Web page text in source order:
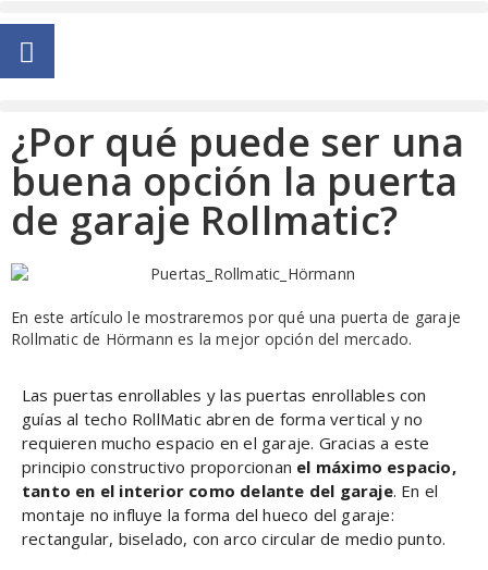
¿Por qué puede ser una
buena opción la puerta
de garaje Rollmatic?
En este artículo le mostraremos por qué una puerta de garaje
Rollmatic de Hörmann es la mejor opción del mercado.
Las puertas enrollables y las puertas enrollables con
guías al techo RollMatic abren de forma vertical y no
requieren mucho espacio en el garaje. Gracias a este
principio constructivo proporcionan el máximo espacio,
tanto en el interior como delante del garaje. En el
montaje no influye la forma del hueco del garaje:
rectangular, biselado, con arco circular de medio punto.